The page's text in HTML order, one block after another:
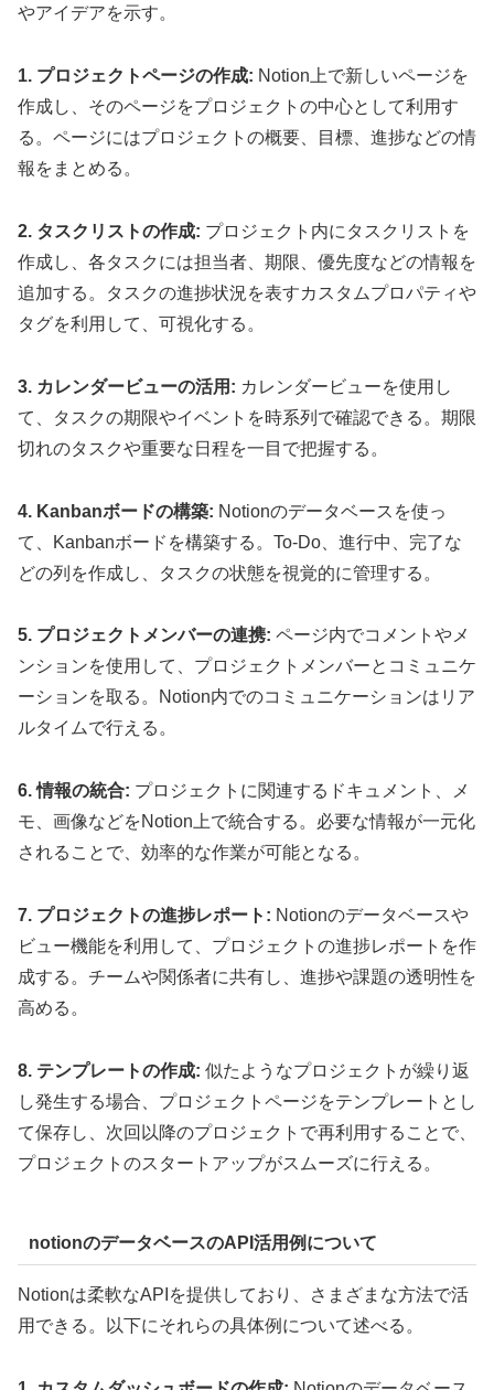
やアイデアを示す。
1. プロジェクトページの作成: Notion上で新しいページを
作成し、そのページをプロジェクトの中心として利用す
る。ページにはプロジェクトの概要、目標、進捗などの情
報をまとめる。
2. タスクリストの作成: プロジェクト内にタスクリストを
作成し、各タスクには担当者、期限、優先度などの情報を
追加する。タスクの進捗状況を表すカスタムプロパティや
タグを利用して、可視化する。
3. カレンダービューの活用: カレンダービューを使用し
て、タスクの期限やイベントを時系列で確認できる。期限
切れのタスクや重要な日程を一目で把握する。
4. Kanbanボードの構築: Notionのデータベースを使っ
て、Kanbanボードを構築する。To-Do、進行中、完了な
どの列を作成し、タスクの状態を視覚的に管理する。
5. プロジェクトメンバーの連携: ページ内でコメントやメ
ンションを使用して、プロジェクトメンバーとコミュニケ
ーションを取る。Notion内でのコミュニケーションはリア
ルタイムで行える。
6. 情報の統合: プロジェクトに関連するドキュメント、メ
モ、画像などをNotion上で統合する。必要な情報が一元化
されることで、効率的な作業が可能となる。
7. プロジェクトの進捗レポート: Notionのデータベースや
ビュー機能を利用して、プロジェクトの進捗レポートを作
成する。チームや関係者に共有し、進捗や課題の透明性を
高める。
8. テンプレートの作成: 似たようなプロジェクトが繰り返
し発生する場合、プロジェクトページをテンプレートとし
て保存し、次回以降のプロジェクトで再利用することで、
プロジェクトのスタートアップがスムーズに行える。
notionのデータベースのAPI活用例について
Notionは柔軟なAPIを提供しており、さまざまな方法で活
用できる。以下にそれらの具体例について述べる。